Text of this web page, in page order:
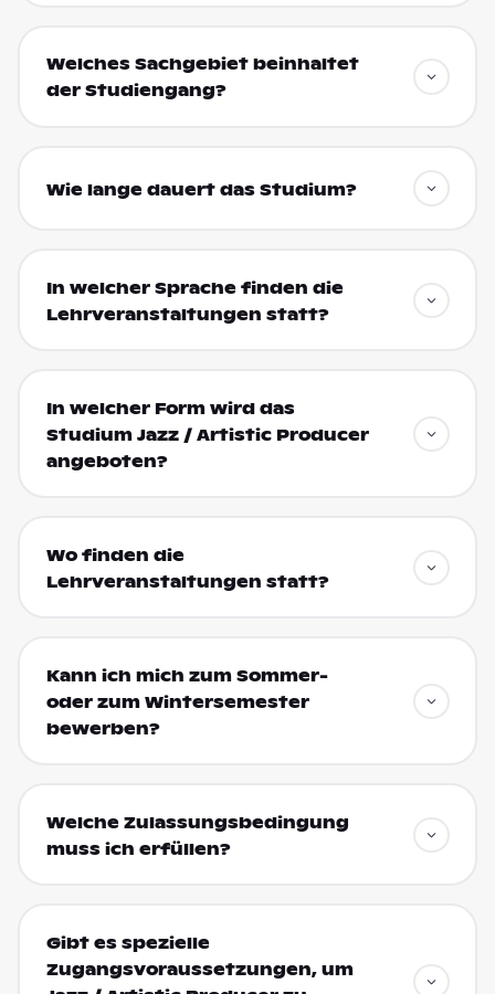
Welches Sachgebiet beinhaltet
der Studiengang?
Wie lange dauert das Studium?
In welcher Sprache finden die
Lehrveranstaltungen statt?
In welcher Form wird das
Studium Jazz / Artistic Producer
angeboten?
Wo finden die
Lehrveranstaltungen statt?
Kann ich mich zum Sommer-
oder zum Wintersemester
bewerben?
Welche Zulassungsbedingung
muss ich erfüllen?
Gibt es spezielle
Zugangsvoraussetzungen, um